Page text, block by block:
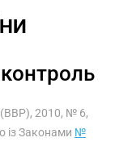
(ВВР), 2010, № 6,
із Законами №